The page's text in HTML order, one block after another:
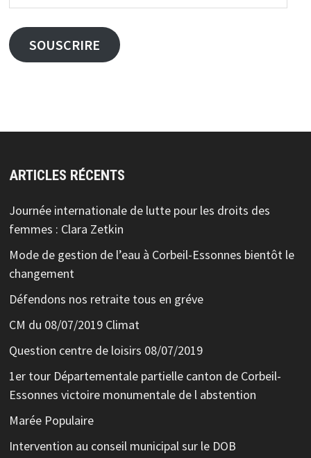
e-
mail
SOUSCRIRE
ARTICLES RÉCENTS
Journée internationale de lutte pour les droits des
femmes : Clara Zetkin
Mode de gestion de l’eau à Corbeil-Essonnes bientôt le
changement
Défendons nos retraite tous en gréve
CM du 08/07/2019 Climat
Question centre de loisirs 08/07/2019
1er tour Départementale partielle canton de Corbeil-
Essonnes victoire monumentale de l abstention
Marée Populaire
Intervention au conseil municipal sur le DOB